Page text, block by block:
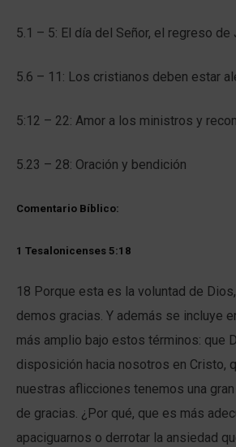
5.1 – 5: El día del Señor, el regreso de
5.6 – 11: Los cristianos deben estar
5:12 – 22: Amor a los ministros y
5.23 – 28: Oración y bendición
Comentario Bíblico:
1 Tesalonicenses 5:18
18 Porque esta es la voluntad de
demos gracias. Y además se incluye
más amplio bajo estos términos: que
disposición hacia nosotros en Cristo,
nuestras aflicciones tenemos una
de gracias. ¿Por qué, que es más
apaciguarnos o derrotar la ansiedad